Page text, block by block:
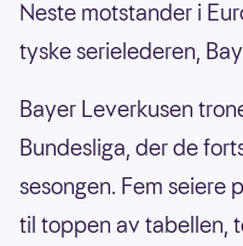
Neste motstander i
tyske serielederen,
Bayer Leverkusen
Bundesliga, der de
sesongen. Fem seiere
til toppen av tabellen,